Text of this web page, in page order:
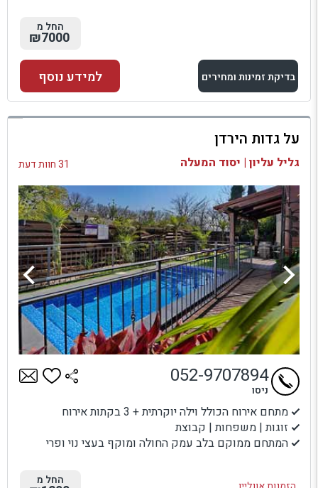
החל מ
₪7000
בדיקת זמינות ומחירים
למתחם זה
בדיקת זמינות ומחירים
למידע נוסף
על גדות הירדן
גליל עליון | יסוד המעלה 31 חוות דעת
מתחם אירוח הכולל וילה יוקרתית + 3 בקתות אירוח
זוגות | משפחות | קבוצת
המתחם ממוקם בלב עמק החולה ומוקף בעצי נוי ופרי
052-9707894
ניסו
החל מ